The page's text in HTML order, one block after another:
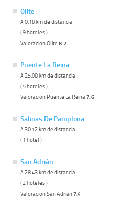
Olite
A 0.18 km de distancia
( 9 hoteles )
Valoracion Olite 8.2
Puente La Reina
A 25.08 km de distancia
( 5 hoteles )
Valoracion Puente La Reina 7.6
Salinas De Pamplona
A 30.12 km de distancia
( 1 hotel )
San Adrián
A 28.43 km de distancia
( 2 hoteles )
Valoracion San Adrián7.4